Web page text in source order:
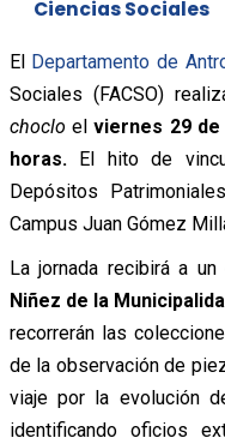
Ciencias Sociales
El Departamento de
Sociales (FACSO)
choclo elviernes 29 de
horas. El hito de
Depósitos
Campus Juan Gómez
La jornada recibirá a
Niñez de la
recorrerán las
de la observación de
viaje por la evolución
identificando oficios